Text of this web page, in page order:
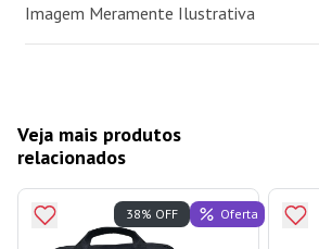
Imagem Meramente Ilustrativa
Veja mais produtos
relacionados
38% OFF Oferta